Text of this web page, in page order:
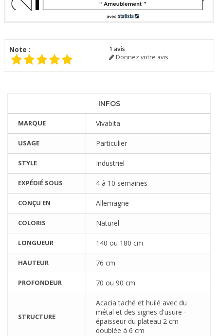
Note : 1 avis
Donnez votre avis
INFOS
MARQUE Vivabita
USAGE Particulier
STYLE Industriel
EXPÉDIÉ SOUS 4 à 10 semaines
CONÇU EN Allemagne
COLORIS Naturel
LONGUEUR 140 ou 180 cm
HAUTEUR 76 cm
PROFONDEUR 70 ou 90 cm
STRUCTURE
Acacia taché et huilé avec du
métal et des signes d'usure -
épaisseur du plateau 2 cm
doublée à 6 cm